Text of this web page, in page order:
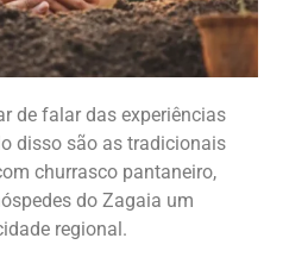
de falar das experiências
disso são as tradicionais
churrasco pantaneiro,
do Zagaia um
regional.